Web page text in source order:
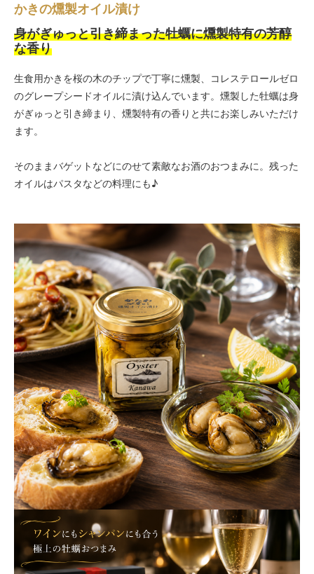
かきの燻製オイル漬け
身がぎゅっと引き締まった牡蠣に燻製特有の芳醇
な香り
生食用かきを桜の木のチップで丁寧に燻製、コレステロールゼロ
のグレープシードオイルに漬け込んでいます。燻製した牡蠣は身
がぎゅっと引き締まり、燻製特有の香りと共にお楽しみいただけ
ます。
そのままバゲットなどにのせて素敵なお酒のおつまみに。残った
オイルはパスタなどの料理にも♪